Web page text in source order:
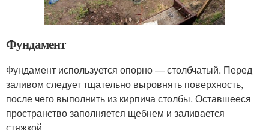
Фундамент
Фундамент используется опорно — столбчатый. Перед
заливом следует тщательно выровнять поверхность,
после чего выполнить из кирпича столбы. Оставшееся
пространство заполняется щебнем и заливается